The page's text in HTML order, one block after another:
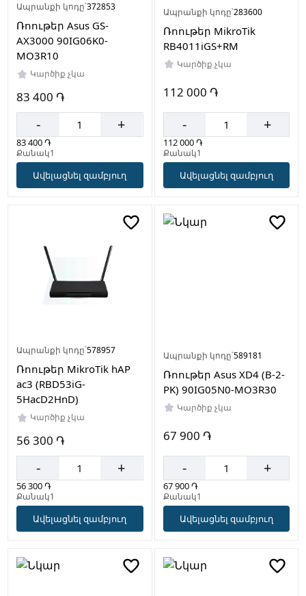
Ապրանքի կոդը՝372853
Ռոութեր Asus GS-
AX3000 90IG06K0-
MO3R10
Կարծիք չկա
83 400 ֏
- +
83 400 ֏
Քանակ1
Ավելացնել զամբյուղ
Ապրանքի կոդը՝283600
Ռոութեր MikroTik
RB4011iGS+RM
Կարծիք չկա
112 000 ֏
- +
112 000 ֏
Քանակ1
Ավելացնել զամբյուղ
Ապրանքի կոդը՝578957
Ռոութեր MikroTik hAP
ac3 (RBD53iG-
5HacD2HnD)
Կարծիք չկա
56 300 ֏
- +
56 300 ֏
Քանակ1
Ավելացնել զամբյուղ
Ապրանքի կոդը՝589181
Ռոութեր Asus XD4 (B-2-
PK) 90IG05N0-MO3R30
Կարծիք չկա
67 900 ֏
- +
67 900 ֏
Քանակ1
Ավելացնել զամբյուղ